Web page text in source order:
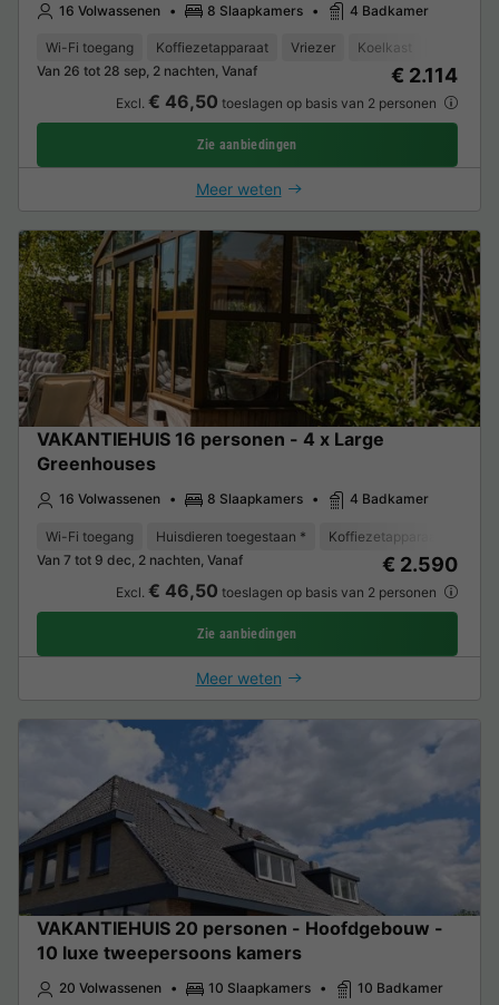
16 Volwassenen 8 Slaapkamers 4 Badkamer
Wi-Fi toegang Koffiezetapparaat Vriezer Koelkast
Van 26 tot 28 sep, 2 nachten, Vanaf
€ 2.114
Excl. € 46,50 toeslagen op basis van 2 personen
Zie aanbiedingen
Meer weten
VAKANTIEHUIS 16 personen - 4 x Large
Greenhouses
16 Volwassenen 8 Slaapkamers 4 Badkamer
Wi-Fi toegang Huisdieren toegestaan * Koffiezetapparaat
Van 7 tot 9 dec, 2 nachten, Vanaf
€ 2.590
Excl. € 46,50 toeslagen op basis van 2 personen
Zie aanbiedingen
Meer weten
VAKANTIEHUIS 20 personen - Hoofdgebouw -
10 luxe tweepersoons kamers
20 Volwassenen 10 Slaapkamers 10 Badkamer